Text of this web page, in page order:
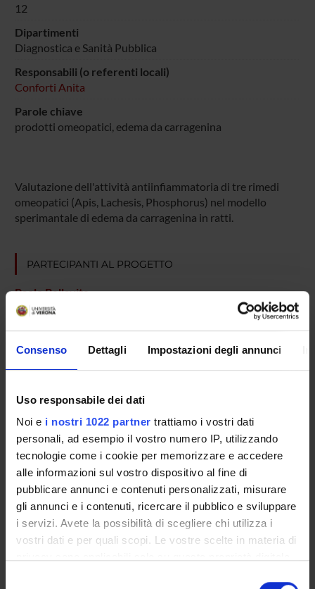
Consenso Dettagli Impostazioni degli annunci
Uso responsabile dei dati
Noi e i nostri 1022 partner trattiamo i vostri dati
personali, ad esempio il vostro numero IP, utilizzando
tecnologie come i cookie per memorizzare e accedere
alle informazioni sul vostro dispositivo al fine di
pubblicare annunci e contenuti personalizzati, misurare
gli annunci e i contenuti, ricercare il pubblico e sviluppare
i servizi. Avete la possibilità di scegliere chi utilizza i
vostri dati e per quali scopi. Le vostre scelte in materia di
12
Dipartimenti
Diagnostica e Sanità Pubblica
Responsabili (o referenti locali)
Conforti Anita
Parole chiave
prodotti omeopatici, edema da carragenina
Valutazione dell'attività antiinfiammatoria di tre rimedi
omeopatici (Apis, Lachesis, Phosphorus) nel modello
sperimantale di edema da carragenina in ratti.
PARTECIPANTI AL PROGETTO
Paolo Bellavite
Farmacologia
ATTIVITÀ
GRUPPI DI RICERCA